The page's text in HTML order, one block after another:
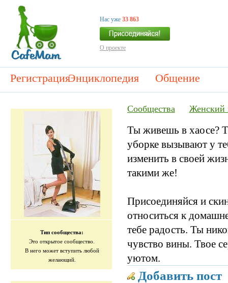
Нас уже 33 863
О проекте
РегистрацияЭнциклопедия Общение
Тип сообщества:
Это открытое сообщество.
В него может вступить любой
желающий.
Сообщества Женский
Ты живешь в хаосе?
уборке вызывают у
изменить в своей
такими же!
Присоединяйся и
относиться к
тебе радость. Ты
чувство вины. Твое
уютом.
Добавить пост